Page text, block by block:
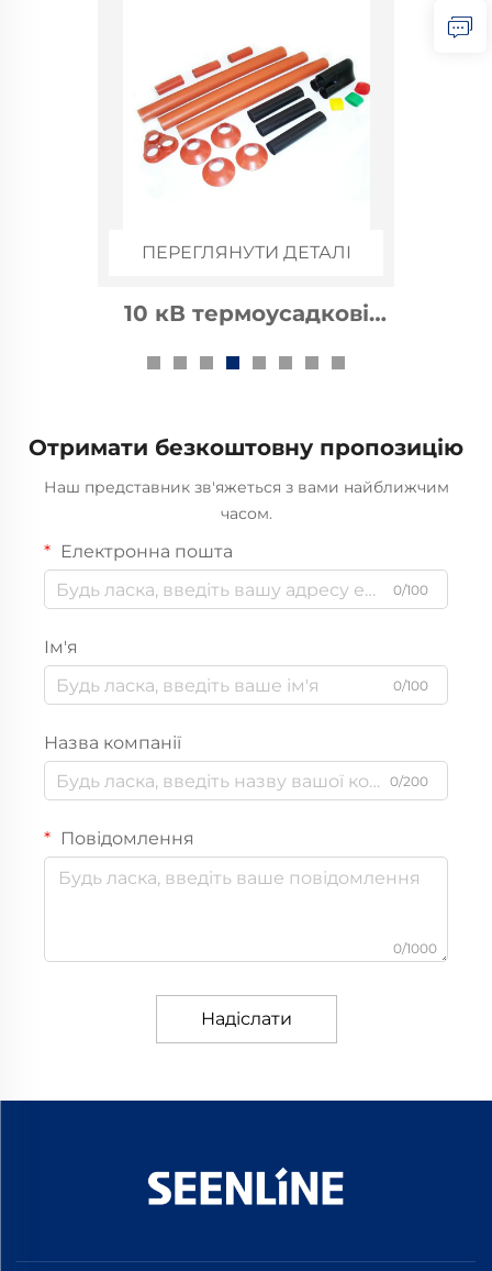
ПЕРЕГЛЯНУТИ ДЕТАЛІ
10 кВ термоусадкові
Отримати безкоштовну пропозицію
Наш представник зв'яжеться з вами найближчим
часом.
Електронна пошта
0/100
Ім'я
0/100
Назва компанії
0/200
Повідомлення
0/1000
Надіслати